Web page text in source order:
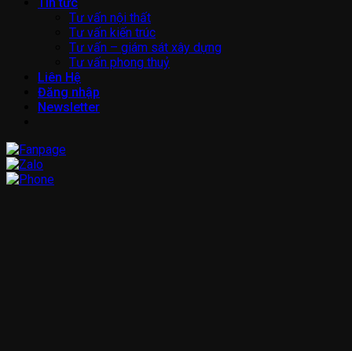
Tư vấn nội thất
Tư vấn kiến trúc
Tư vấn – giám sát xây dựng
Tư vấn phong thuỷ
Liên Hệ
Đăng nhập
Newsletter